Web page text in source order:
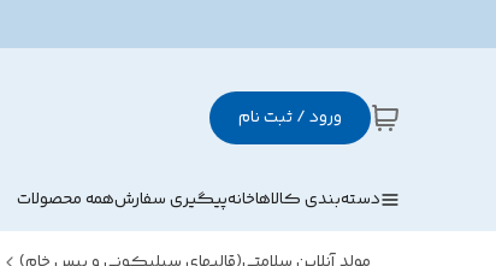
ورود / ثبت نام
دسته‌بندی کالاهاخانهپیگیری سفارشهمه محصولات